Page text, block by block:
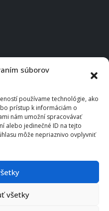
súborov
používame technológie, ako
prístup k informáciám o
nám umožní spracovávať
alebo jedinečné ID na tejto
môže nepriaznivo ovplyvniť
všetky